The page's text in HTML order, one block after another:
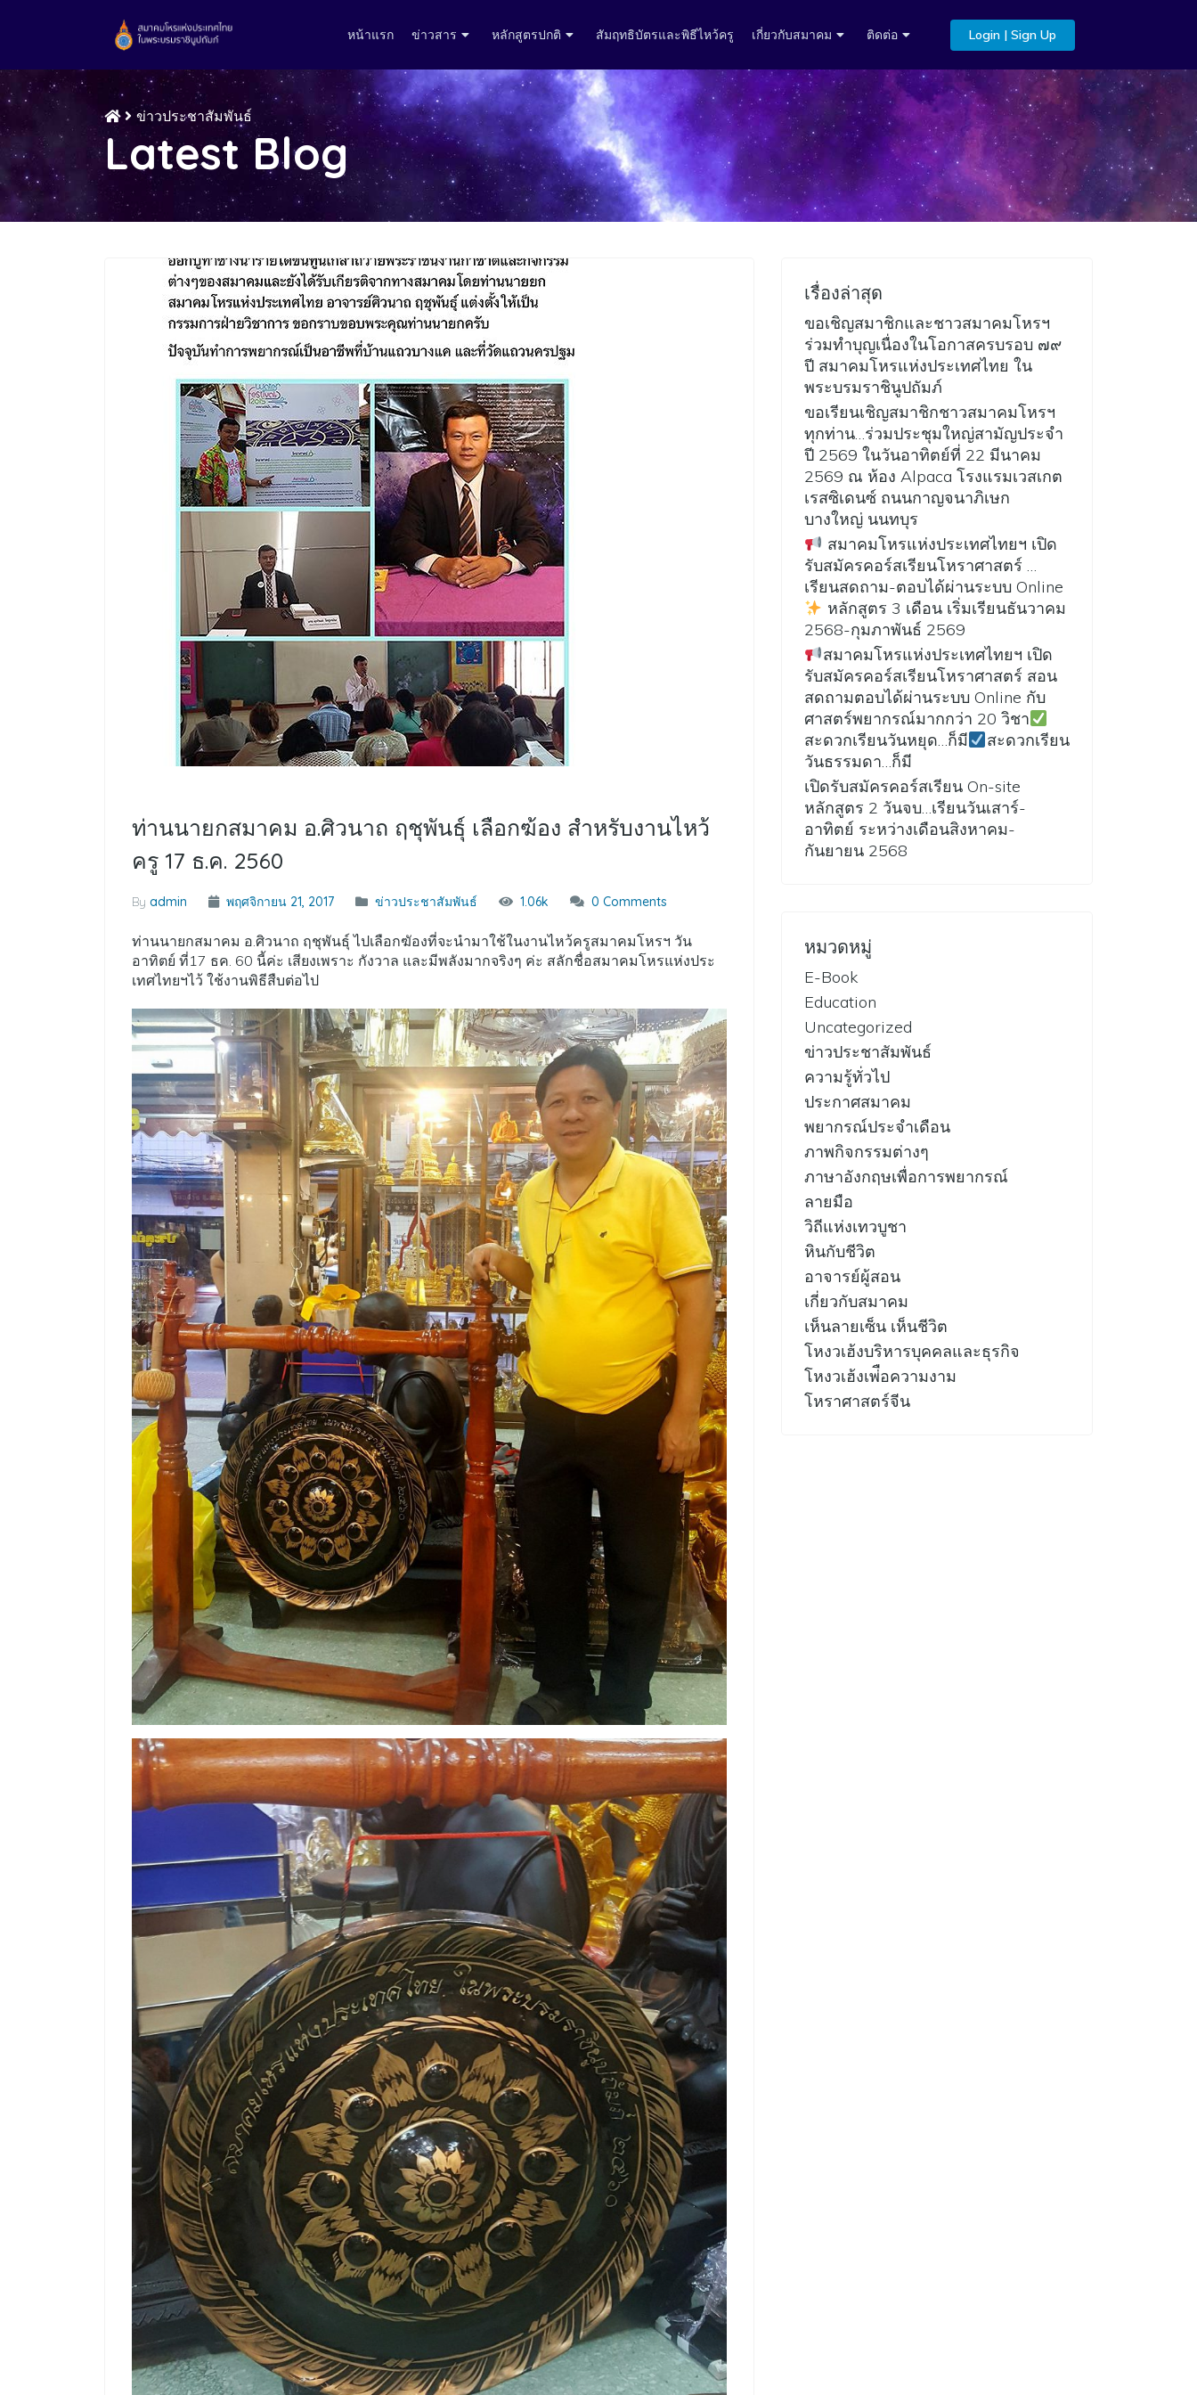
หน้าแรก ข่าวสาร หลักสูตรปกติ สัมฤทธิบัตรและพิธีไหว้ครู เกี่ยวกับสมาคม ติดต่อ Login | Sign Up
ข่าวประชาสัมพันธ์
Latest Blog
ท่านนายกสมาคม อ.ศิวนาถ ฤชุพันธุ์ เลือกฆ้อง สำหรับงานไหว้
ครู 17 ธ.ค. 2560
By admin พฤศจิกายน 21, 2017 ข่าวประชาสัมพันธ์ 1.06k 0 Comments
ท่านนายกสมาคม อ.ศิวนาถ ฤชุพันธุ์ ไปเลือกฆัองที่จะนำมาใช้ในงานไหว้ครูสมาคมโหรฯ วัน
อาทิตย์ ที่17 ธค. 60 นี้ค่ะ เสียงเพราะ กังวาล และมีพลังมากจริงๆ ค่ะ สลักชื่อสมาคมโหรแห่งประ
เทศไทยฯไว้ ใช้งานพิธีสืบต่อไป
เรื่องล่าสุด
ขอเชิญสมาชิกและชาวสมาคมโหรฯ
ร่วมทำบุญเนื่องในโอกาสครบรอบ ๗๙
ปี สมาคมโหรแห่งประเทศไทย ใน
พระบรมราชินูปถัมภ์
ขอเรียนเชิญสมาชิกชาวสมาคมโหรฯ
ทุกท่าน…ร่วมประชุมใหญ่สามัญประจำ
ปี 2569 ในวันอาทิตย์ที่ 22 มีนาคม
2569 ณ ห้อง Alpaca โรงแรมเวสเกต
เรสซิเดนซ์ ถนนกาญจนาภิเษก
บางใหญ่ นนทบุร
สมาคมโหรแห่งประเทศไทยฯ เปิด
รับสมัครคอร์สเรียนโหราศาสตร์ …
เรียนสดถาม-ตอบได้ผ่านระบบ Online
หลักสูตร 3 เดือน เริ่มเรียนธันวาคม
2568-กุมภาพันธ์ 2569
สมาคมโหรแห่งประเทศไทยฯ เปิด
รับสมัครคอร์สเรียนโหราศาสตร์ สอน
สดถามตอบได้ผ่านระบบ Online กับ
ศาสตร์พยากรณ์มากกว่า 20 วิชา
สะดวกเรียนวันหยุด…ก็มี
สะดวกเรียน
วันธรรมดา…ก็มี
เปิดรับสมัครคอร์สเรียน On-site
หลักสูตร 2 วันจบ…เรียนวันเสาร์-
อาทิตย์ ระหว่างเดือนสิงหาคม-
กันยายน 2568
หมวดหมู่
E-Book
Education
Uncategorized
ข่าวประชาสัมพันธ์
ความรู้ทั่วไป
ประกาศสมาคม
พยากรณ์ประจำเดือน
ภาพกิจกรรมต่างๆ
ภาษาอังกฤษเพื่อการพยากรณ์
ลายมือ
วิถีแห่งเทวบูชา
หินกับชีวิต
อาจารย์ผู้สอน
เกี่ยวกับสมาคม
เห็นลายเซ็น เห็นชีวิต
โหงวเฮ้งบริหารบุคคลและธุรกิจ
โหงวเฮ้งเพ่ือความงาม
โหราศาสตร์จีน